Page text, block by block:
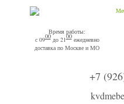
Время работы:
с 0900до 2100ежедневно
доставка по Москве и МО
+7